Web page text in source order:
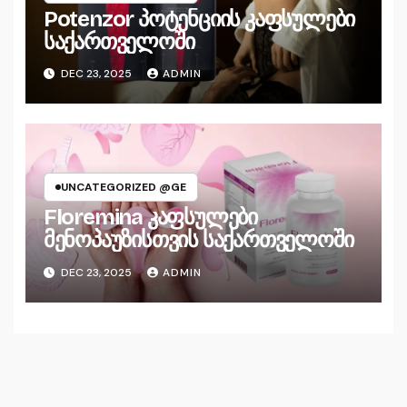
Potenzor პოტენციის კაფსულები
საქართველოში
DEC 23, 2025 ADMIN
UNCATEGORIZED @GE
Floremina კაფსულები
მენოპაუზისთვის საქართველოში
DEC 23, 2025 ADMIN